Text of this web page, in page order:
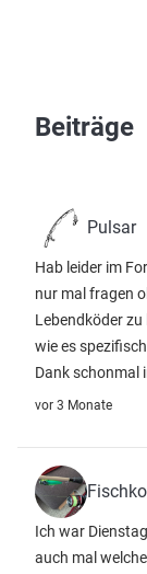
Beiträge
Pulsar
Hab leider im
nur mal fragen
Lebendköder
wie es
Dank schonmal
vor 3 Monate
Ich war
auch mal